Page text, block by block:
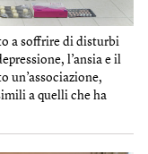
a soffrire di disturbi
l’ansia e il
un’associazione,
a quelli che ha